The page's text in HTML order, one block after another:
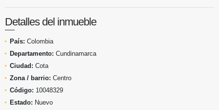
Detalles del inmueble
País: Colombia
Departamento: Cundinamarca
Ciudad: Cota
Zona / barrio: Centro
Código: 10048329
Estado: Nuevo